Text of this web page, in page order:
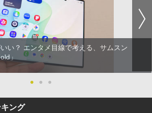
い？ エンタメ目線で考える、サムスン
」
● ● ●
ング